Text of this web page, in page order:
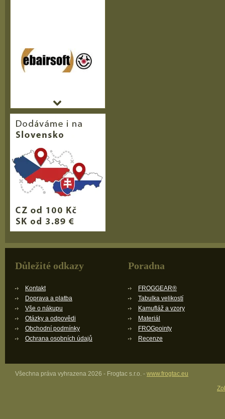
Důležité odkazy
Kontakt
Doprava a platba
Vše o nákupu
Otázky a odpovědi
Obchodní podmínky
Ochrana osobních údajů
Poradna
FROGGEAR®
Tabulka velikostí
Kamufláž a vzory
Materiál
FROGpointy
Recenze
Všechna práva vyhrazena 2026 - Frogtac s.r.o. - www.frogtac.eu